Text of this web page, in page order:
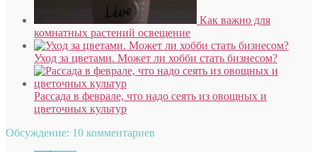
Как важно для
комнатных растений освещение
Уход за цветами. Может ли хобби стать бизнесом?
Рассада в феврале, что надо сеять из овощных и
цветочных культур
Обсуждение: 10 комментариев